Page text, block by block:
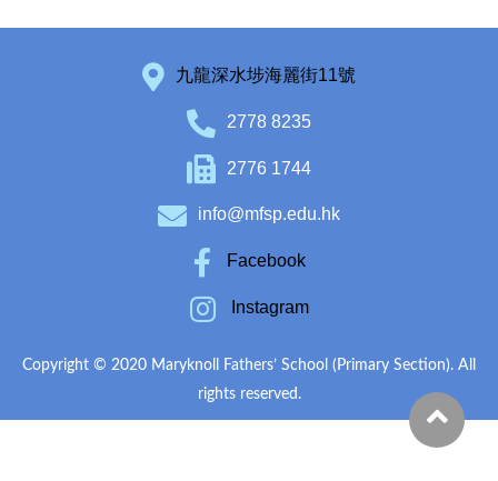
九龍深水埗海麗街11號
2778 8235
2776 1744
info@mfsp.edu.hk
Facebook
Instagram
Copyright © 2020 Maryknoll Fathers’ School (Primary Section). All
rights reserved.